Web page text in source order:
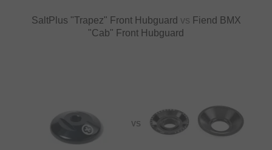
SaltPlus "Trapez" Front Hubguard vs Fiend BMX
"Cab" Front Hubguard
VS